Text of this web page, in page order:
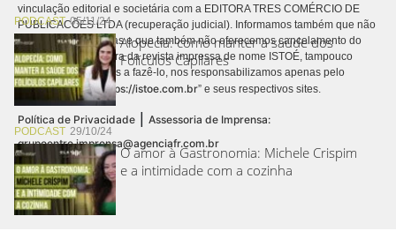
PODCAST05/11/24
Alopecia: como manter a saúde dos
Folículos Capilares
PODCAST 29/10/24
O amor à Gastronomia: Michele Crispim
e a intimidade com a cozinha
vinculação editorial e societária com a EDITORA TRES COMÉRCIO DE
PUBLICACÕES LTDA (recuperação judicial). Informamos também que não
realizamos cobranças e que também não oferecemos cancelamento do
contrato de assinatura da revista impressa de nome ISTOÉ, tampouco
autorizamos terceiros a fazê-lo, nos responsabilizamos apenas pelo
conteúdo digital “https://istoe.com.br” e seus respectivos sites.
Política de Privacidade | Assessoria de Imprensa:
grupoentre.imprensa@agenciafr.com.br